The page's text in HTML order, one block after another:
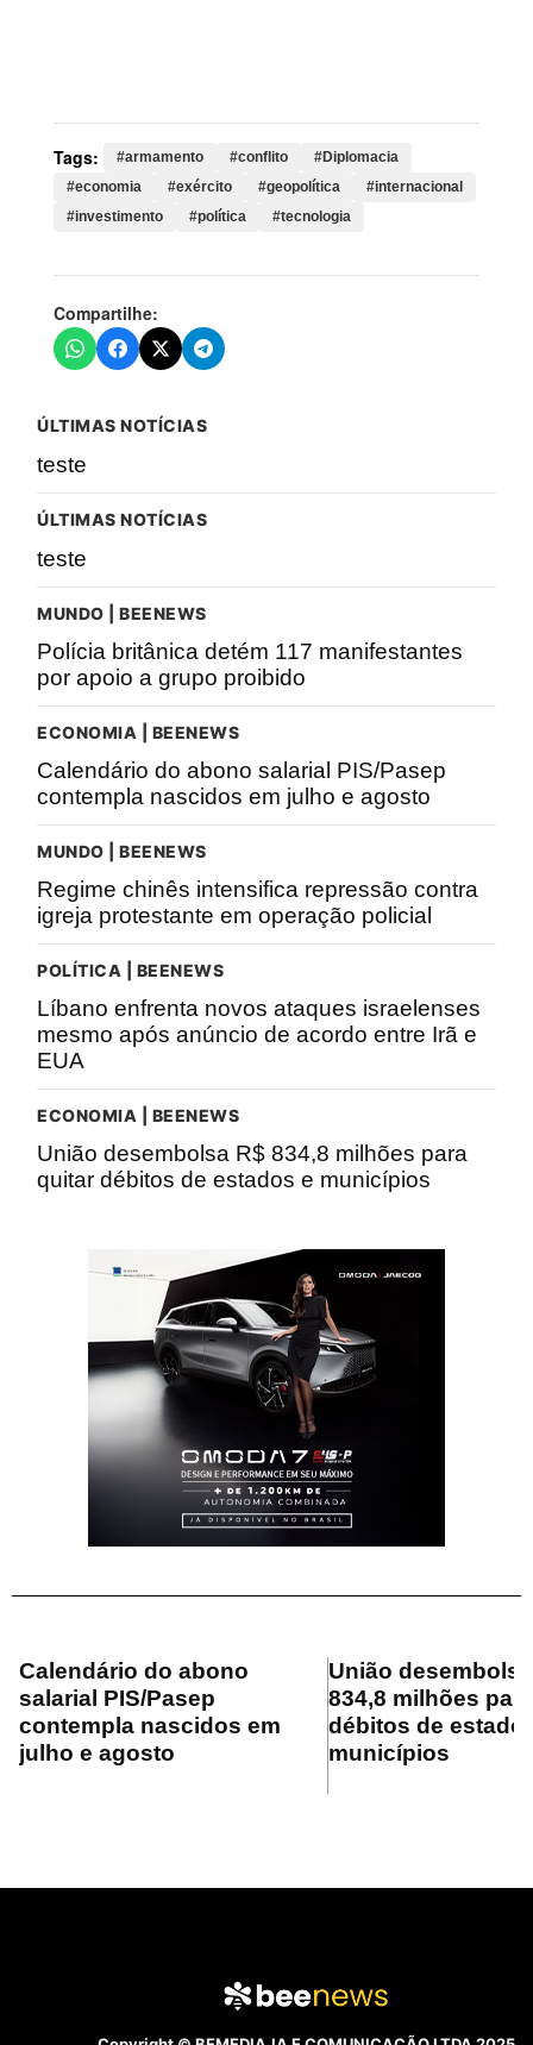
Tags: #armamento #conflito
#Diplomacia
#economia
#exército #geopolítica
#internacional
#investimento
#política #tecnologia
Compartilhe:
ÚLTIMAS NOTÍCIAS
teste
ÚLTIMAS NOTÍCIAS
teste
MUNDO | BEENEWS
Polícia britânica detém 117 manifestantes
por apoio a grupo proibido
ECONOMIA | BEENEWS
Calendário do abono salarial PIS/Pasep
contempla nascidos em julho e agosto
MUNDO | BEENEWS
Regime chinês intensifica repressão contra
igreja protestante em operação policial
POLÍTICA | BEENEWS
Líbano enfrenta novos ataques israelenses
mesmo após anúncio de acordo entre Irã e
EUA
ECONOMIA | BEENEWS
União desembolsa R$ 834,8 milhões para
quitar débitos de estados e municípios
Calendário do abono
salarial PIS/Pasep
contempla nascidos em
julho e agosto
União
834,8 milhões
débitos de
municípios